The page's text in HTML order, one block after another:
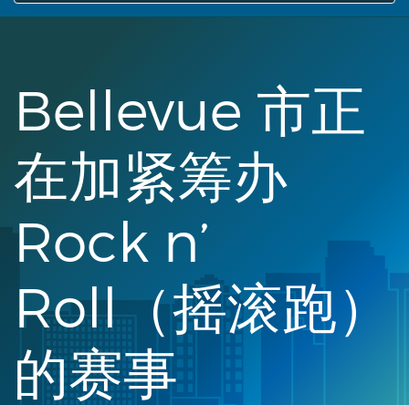
Bellevue 市正
在加紧筹办
Rock n’
Roll（摇滚跑）
的赛事